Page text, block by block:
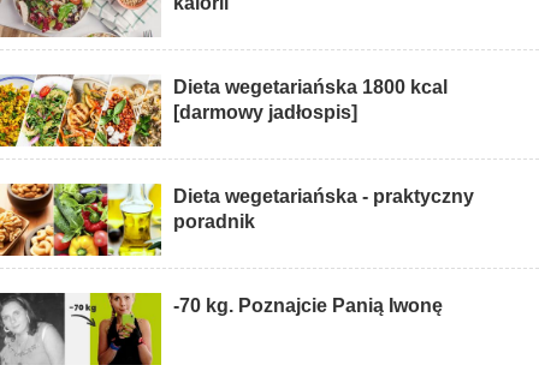
Dieta wegetariańska 1800 kcal
[darmowy jadłospis]
Dieta wegetariańska - praktyczny
poradnik
-70 kg. Poznajcie Panią Iwonę